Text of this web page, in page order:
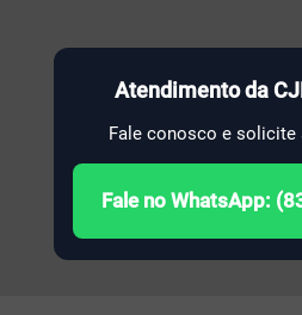
Atendimento da
Fale conosco e solicite
Fale no WhatsApp: